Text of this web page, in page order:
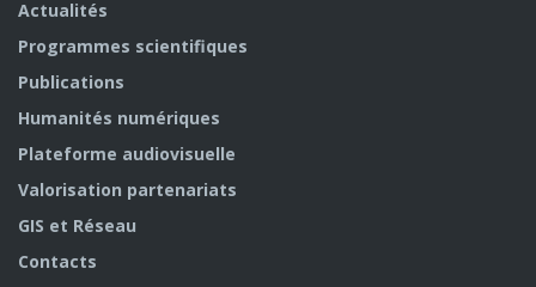
Actualités
Programmes scientifiques
Publications
Humanités numériques
Plateforme audiovisuelle
Valorisation partenariats
GIS et Réseau
Contacts